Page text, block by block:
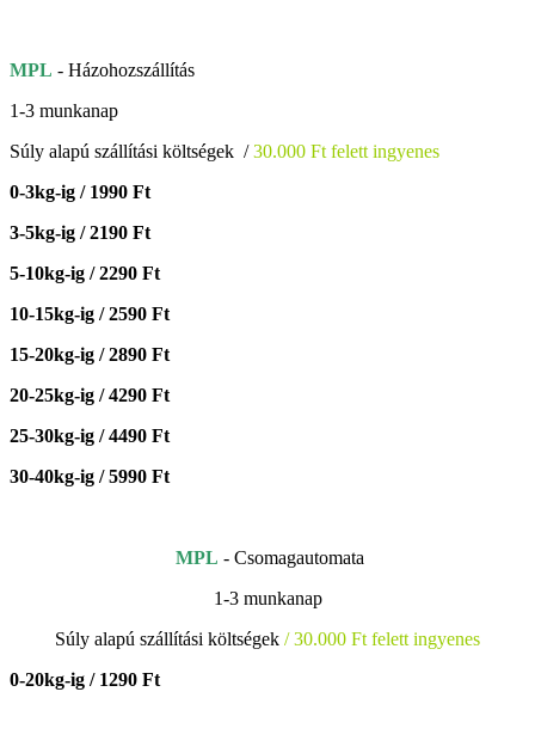
MPL - Házohozszállítás
1-3 munkanap
Súly alapú szállítási költségek /30.000 Ft felett ingyenes
0-3kg-ig / 1990 Ft
3-5kg-ig / 2190 Ft
5-10kg-ig / 2290 Ft
10-15kg-ig / 2590 Ft
15-20kg-ig / 2890 Ft
20-25kg-ig / 4290 Ft
25-30kg-ig / 4490 Ft
30-40kg-ig / 5990 Ft
MPL - Csomagautomata
1-3 munkanap
Súly alapú szállítási költségek / 30.000 Ft felett ingyenes
0-20kg-ig / 1290 Ft